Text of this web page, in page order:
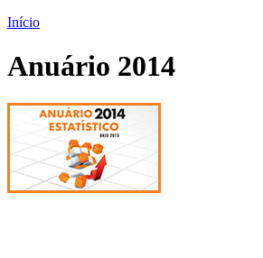
Início
Anuário 2014